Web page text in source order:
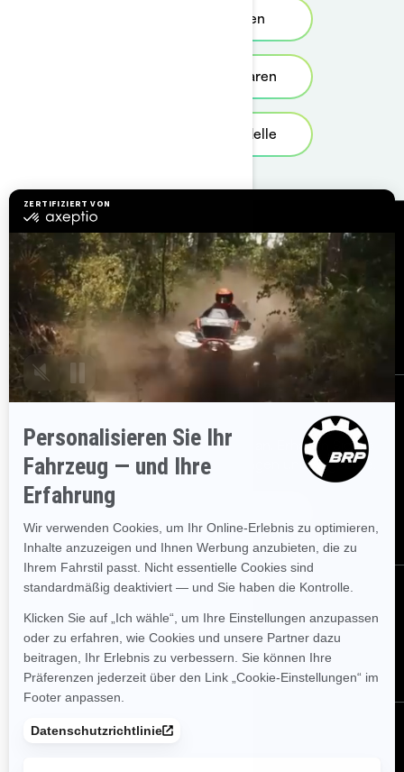
Angebote anzeigen
Probefahrt vereinbaren
Die bisherigen Modelle
Ressourcen
Brauchen Sie Hilfe?
Karrieren
Händler werden
Rückrufinfo
BRP Experiences
Bestellen
Melden Sie sich für unsere E-Mails an.
Erhalten Sie die
neuesten Nachrichten, Veranstaltungen und Angebote.
Folgen Sie uns